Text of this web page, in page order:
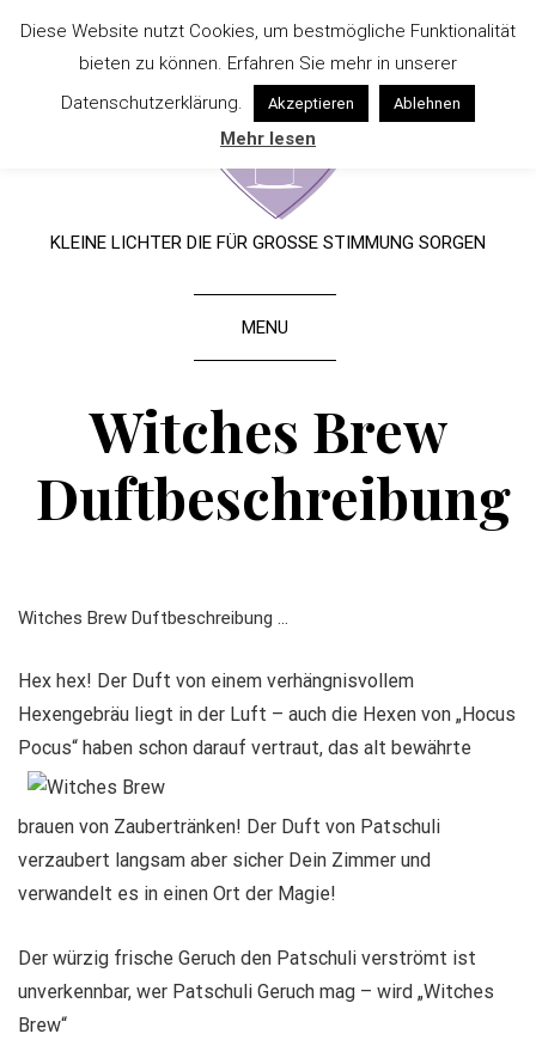
KLEINE LICHTER DIE FÜR GROSSE STIMMUNG SORGEN
MENU
Witches Brew
Duftbeschreibung
Witches Brew Duftbeschreibung …
Hex hex! Der Duft von einem verhängnisvollem
Hexengebräu liegt in der Luft – auch die Hexen von „Hocus
Pocus“ haben schon darauf vertraut, das alt bewährte
brauen von Zaubertränken! Der Duft von Patschuli
verzaubert langsam aber sicher Dein Zimmer und
verwandelt es in einen Ort der Magie!
Der würzig frische Geruch den Patschuli verströmt ist
unverkennbar, wer Patschuli Geruch mag – wird „Witches
Brew“
Diese Website nutzt Cookies, um bestmögliche Funktionalität
bieten zu können. Erfahren Sie mehr in unserer
Datenschutzerklärung.
Akzeptieren Ablehnen
Mehr lesen